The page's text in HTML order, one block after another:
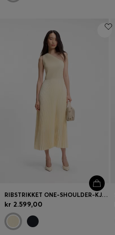
RIBSTRIKKET ONE-SHOULDER-KJOLE MED PLISSÉ-SKØRT
kr 2.599,00